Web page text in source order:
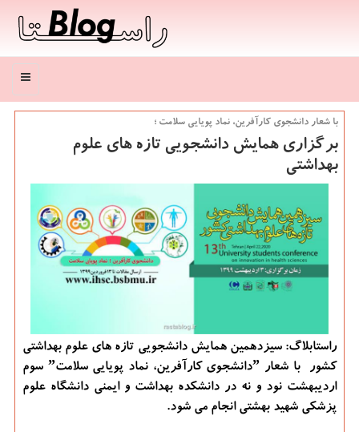
منو
با شعار دانشجوی كارآفرین، نماد پویایی سلامت ؛
برگزاری همایش دانشجویی تازه های علوم
بهداشتی
راستابلاگ: سیزدهمین همایش دانشجویی تازه های علوم بهداشتی
كشور با شعار ˮدانشجوی كارآفرین، نماد پویایی سلامتˮ سوم
اردیبهشت نود و نه در دانشكده بهداشت و ایمنی دانشگاه علوم
پزشكی شهید بهشتی انجام می شود.